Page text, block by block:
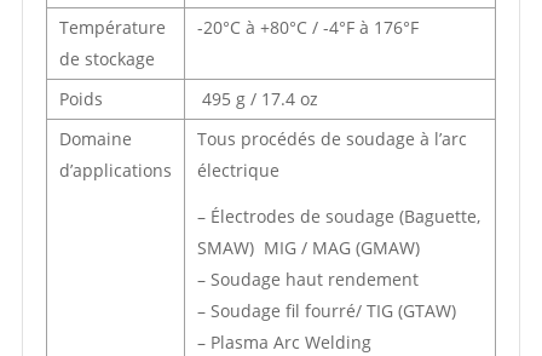
Température
de stockage
-20°C à +80°C / -4°F à 176°F
Poids
495 g / 17.4 oz
Domaine
d’applications
Tous procédés de soudage à l’arc
électrique
– Électrodes de soudage (Baguette,
SMAW) MIG / MAG (GMAW)
– Soudage haut rendement
– Soudage fil fourré/ TIG (GTAW)
– Plasma Arc Welding